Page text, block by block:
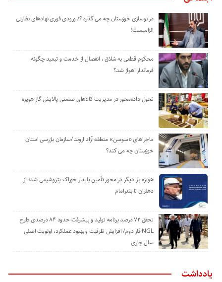
در نوسازی خوزستان چه می گذرد ؟/ ورودی فوری نهادهای نظارتی
الزامیست!
محکوم قطعی به شلاق ، انفصال از خدمت و تبعید چگونه
فرماندار اهواز شد؟
تحول داده‌محور در مدیریت کالاهای صنعتی پالایش گاز هویزه
ماجراهای «سوسن» منطقه آزاد اروند /سازمان بازرسی استان
خوزستان چه می کند؟
هویزه بار دیگر در محور تأمین پایدار خوراک پتروشیمی شد؛ از
دهلران تا بندرامام
تحقق ۷۲ درصد برنامه تولید و پیشرفت حدود ۸۴ درصدی طرح
NGL فاز دوم/ افزایش ظرفیت و بهبود عملکرد، اولویت اصلی
سال جاری
یادداشت